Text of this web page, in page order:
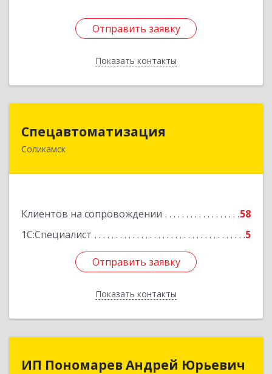
Отправить заявку
Показать контакты
Отправить заявку
Назад
Спецавтоматизация
Соликамск
Клиентов на сопровождении
58
1С:Специалист
5
Отправить заявку
Показать контакты
Отправить заявку
Назад
ИП Пономарев Андрей Юрьевич
ИП Пономарев Андрей Юрьевич